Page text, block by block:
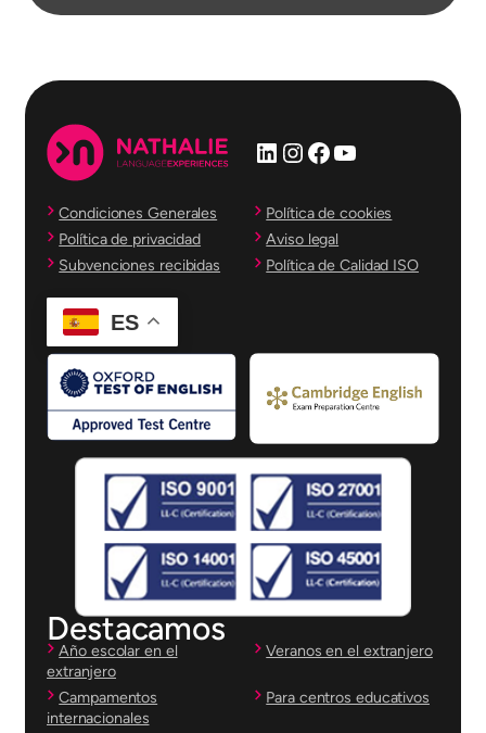
LinkedIn
Instagram
Facebook
YouTube
Condiciones Generales
Política de cookies
Política de privacidad
Aviso legal
Subvenciones recibidas
Política de Calidad ISO
ES
Destacamos
Año escolar en el
extranjero
Veranos en el extranjero
Campamentos
internacionales
Para centros educativos